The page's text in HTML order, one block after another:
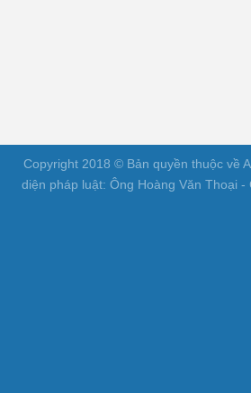
Copyright 2018 © Bản quyền thuộc về
diện pháp luật: Ông Hoàng Văn Thoại -